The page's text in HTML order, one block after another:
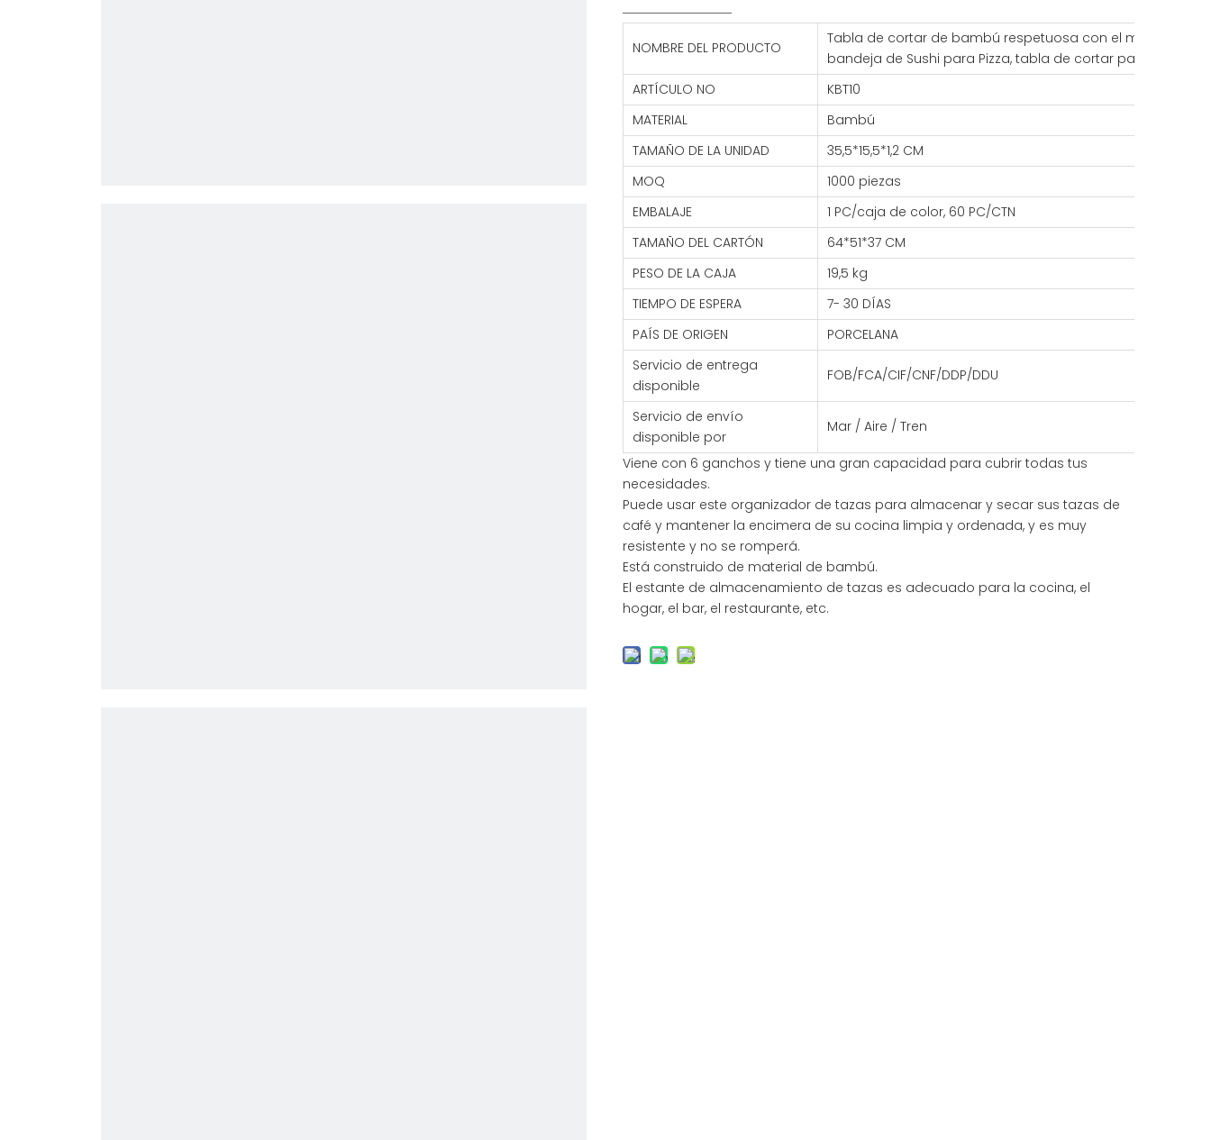
NOMBRE DEL PRODUCTO
Tabla de cortar de bambú respetuosa con el medio
bandeja de Sushi para Pizza, tabla de cortar para Pizza
ARTÍCULO NO
KBT10
MATERIAL
Bambú
TAMAÑO DE LA UNIDAD
35,5*15,5*1,2 CM
MOQ
1000 piezas
EMBALAJE
1 PC/caja de color, 60 PC/CTN
TAMAÑO DEL CARTÓN
64*51*37 CM
PESO DE LA CAJA
19,5 kg
TIEMPO DE ESPERA
7- 30 DÍAS
PAÍS DE ORIGEN
PORCELANA
Servicio de entrega
disponible
FOB/FCA/CIF/CNF/DDP/DDU
Servicio de envío
disponible por
Mar / Aire / Tren
Viene con 6 ganchos y tiene una gran capacidad para cubrir todas tus
necesidades.
Puede usar este organizador de tazas para almacenar y secar sus tazas de
café y mantener la encimera de su cocina limpia y ordenada, y es muy
resistente y no se romperá.
Está construido de material de bambú.
El estante de almacenamiento de tazas es adecuado para la cocina, el
hogar, el bar, el restaurante, etc.